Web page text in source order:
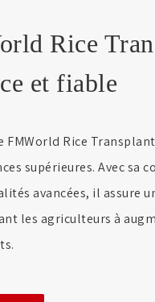
Rice
et fiable
FMWorld Rice
supérieures. Avec sa
avancées, il assure
les agriculteurs à